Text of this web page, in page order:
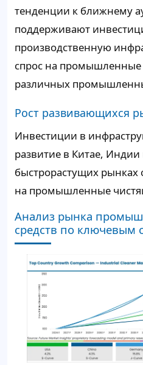
тенденции к ближнему
поддерживают
производственную
спрос на промышленные
различных
Рост развивающихся
Инвестиции в
развитие в Китае, Индии
быстрорастущих рынках
на промышленные
Анализ рынка
средств по ключевым